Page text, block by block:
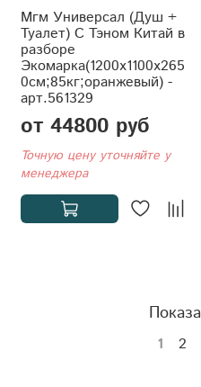
Мгм Универсал (Душ +
Туалет) С Тэном Китай в
разборе
Экомарка(1200x1100x265
0см;85кг;оранжевый) -
арт.561329
от 44800 руб
Точную цену уточняйте у
менеджера
1 2